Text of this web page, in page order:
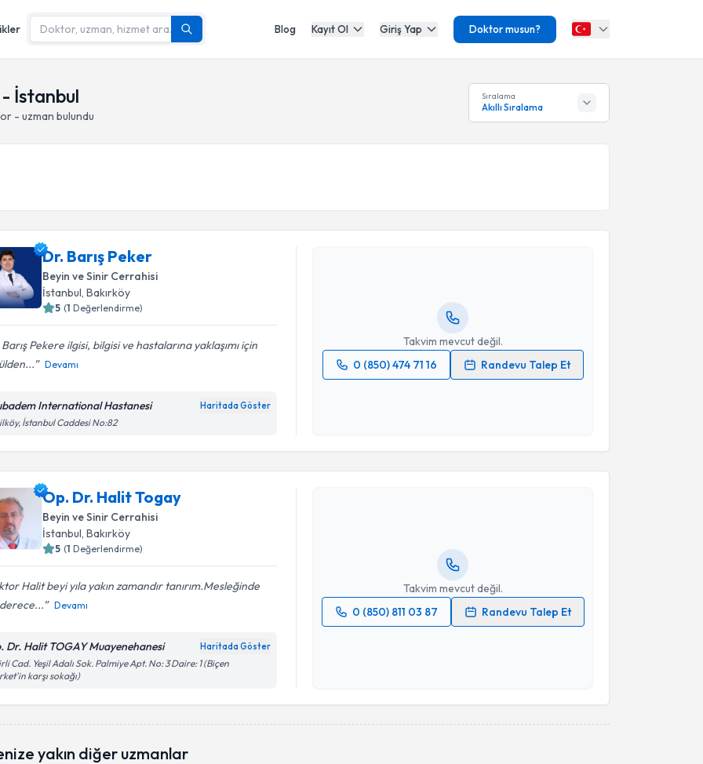
Blog Kayıt Ol Giriş Yap Doktor musun?
İstanbul
- uzman bulundu
Sıralama
Akıllı Sıralama
Dr. Barış Peker
Beyin ve Sinir Cerrahisi
İstanbul, Bakırköy
5 (1 Değerlendirme)
Pekere ilgisi, bilgisi ve hastalarına yaklaşımı için
Devamı
International Hastanesi Haritada Göster
İstanbul Caddesi No:82
Takvim mevcut değil.
0 (850) 474 71 16
Randevu Talep Et
Dr. Barış Peker
Takvim Talebini Gönder
Op. Dr. Halit Togay
Beyin ve Sinir Cerrahisi
İstanbul, Bakırköy
5 (1 Değerlendirme)
Halit beyi yıla yakın zamandır tanırım.Mesleğinde
Devamı
Dr. Halit TOGAY Muayenehanesi Haritada Göster
Cad. Yeşil Adalı Sok. Palmiye Apt. No: 3 Daire: 1 (Biçen
karşı sokağı)
Takvim mevcut değil.
0 (850) 811 03 87
Randevu Talep Et
yakın diğer uzmanlar